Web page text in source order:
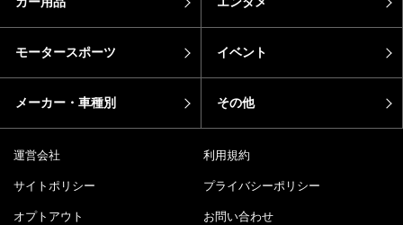
モータースポーツ イベント
メーカー・車種別 その他
運営会社 利用規約
サイトポリシー プライバシーポリシー
オプトアウト お問い合わせ